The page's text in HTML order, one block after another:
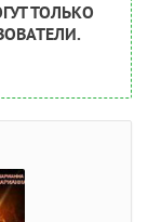
ТОЛЬКО